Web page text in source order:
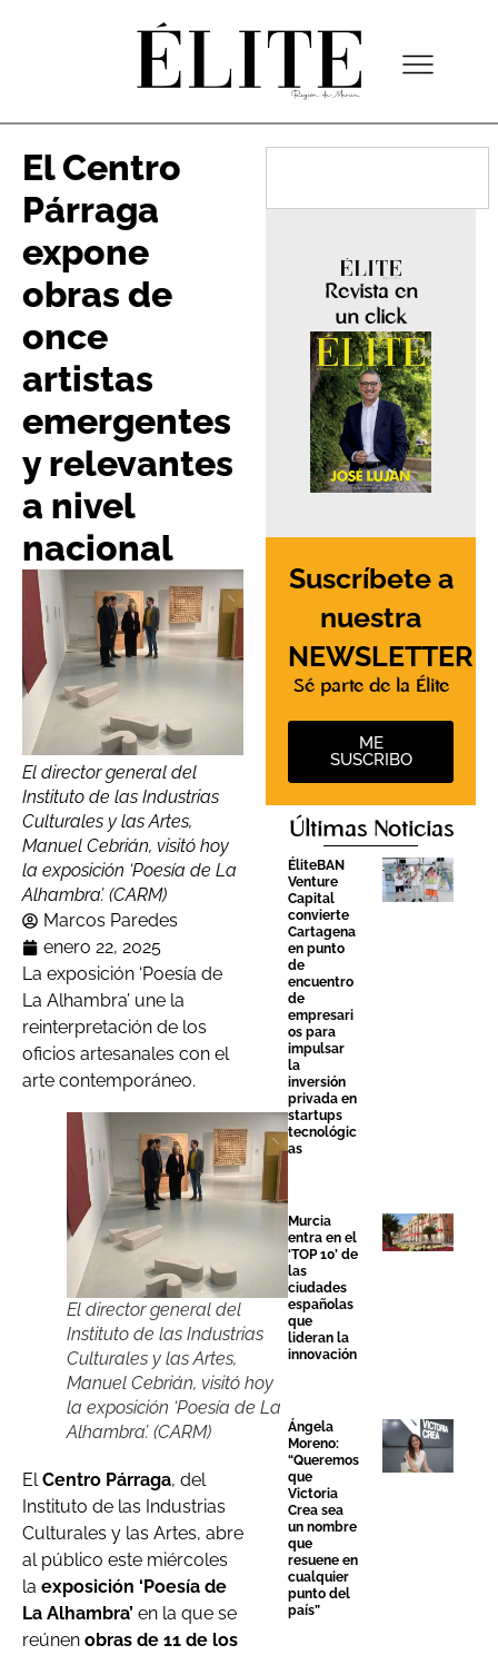
El Centro
Párraga
expone
obras de
once
artistas
emergentes
y relevantes
a nivel
nacional
El director general del
Instituto de las Industrias
Culturales y las Artes,
Manuel Cebrián, visitó hoy
la exposición ‘Poesía de La
Alhambra’. (CARM)
Marcos Paredes
enero 22, 2025
La exposición ‘Poesía de
La Alhambra’ une la
reinterpretación de los
oficios artesanales con el
arte contemporáneo.
El director general del
Instituto de las Industrias
Culturales y las Artes,
Manuel Cebrián, visitó hoy
la exposición ‘Poesía de La
Alhambra’. (CARM)
ElCentro Párraga, del
Instituto de las Industrias
Culturales y las Artes, abre
al público este miércoles
la exposición ‘Poesía de
La Alhambra’ en la que se
reúnen obras de 11 de los
Revista en
un click
Suscríbete a
nuestra
NEWSLETTER
Sé parte de la Élite
ME
SUSCRIBO
Últimas Noticias
ÉliteBAN
Venture
Capital
convierte
Cartagena
en punto
de
encuentro
de
empresari
os para
impulsar
la
inversión
privada en
startups
tecnológic
as
Murcia
entra en el
‘TOP 10’ de
las
ciudades
españolas
que
lideran la
innovación
Ángela
Moreno:
“Queremos
que
Victoria
Crea sea
un nombre
que
resuene en
cualquier
punto del
país”